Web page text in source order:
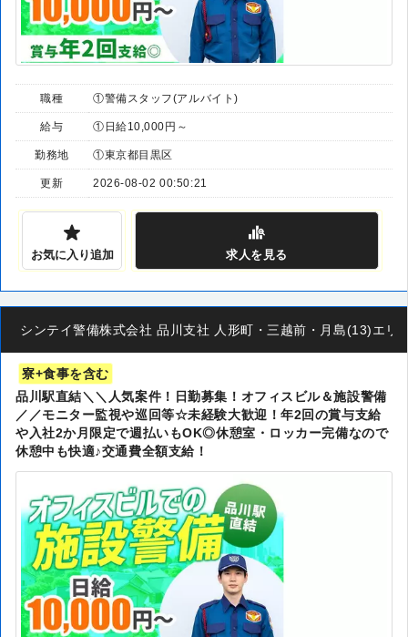
職種 ①警備スタッフ(アルバイト)
給与 ①日給10,000円～
勤務地 ①東京都目黒区
更新 2026-08-02 00:50:21
お気に入り追加 求人を見る
シンテイ警備株式会社 品川支社 人形町・三越前・月島(13)エリ
寮+食事を含む
品川駅直結＼＼人気案件！日勤募集！オフィスビル＆施設警備
／／モニター監視や巡回等☆未経験大歓迎！年2回の賞与支給
や入社2か月限定で週払いもOK◎休憩室・ロッカー完備なので
休憩中も快適♪交通費全額支給！